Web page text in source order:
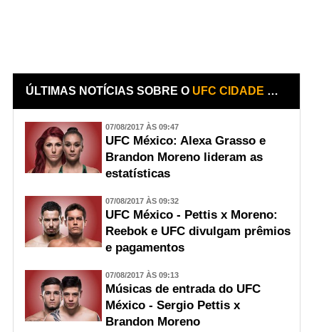
ÚLTIMAS NOTÍCIAS SOBRE O UFC CIDADE DO MÉXICO
07/08/2017 ÀS 09:47
UFC México: Alexa Grasso e
Brandon Moreno lideram as
estatísticas
07/08/2017 ÀS 09:32
UFC México - Pettis x Moreno:
Reebok e UFC divulgam prêmios
e pagamentos
07/08/2017 ÀS 09:13
Músicas de entrada do UFC
México - Sergio Pettis x
Brandon Moreno